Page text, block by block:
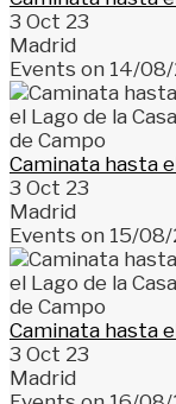
3 Oct 23
Madrid
Events on 14/
Caminata hasta
3 Oct 23
Madrid
Events on 15/
Caminata hasta
3 Oct 23
Madrid